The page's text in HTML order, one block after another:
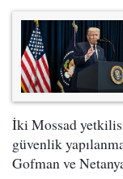
İki Mossad
güvenlik
Gofman ve